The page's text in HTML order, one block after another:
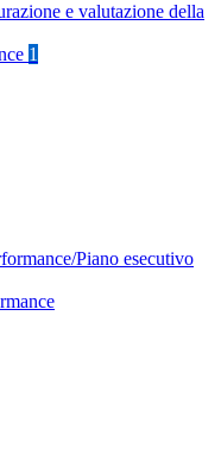
e valutazione della
1
Piano esecutivo